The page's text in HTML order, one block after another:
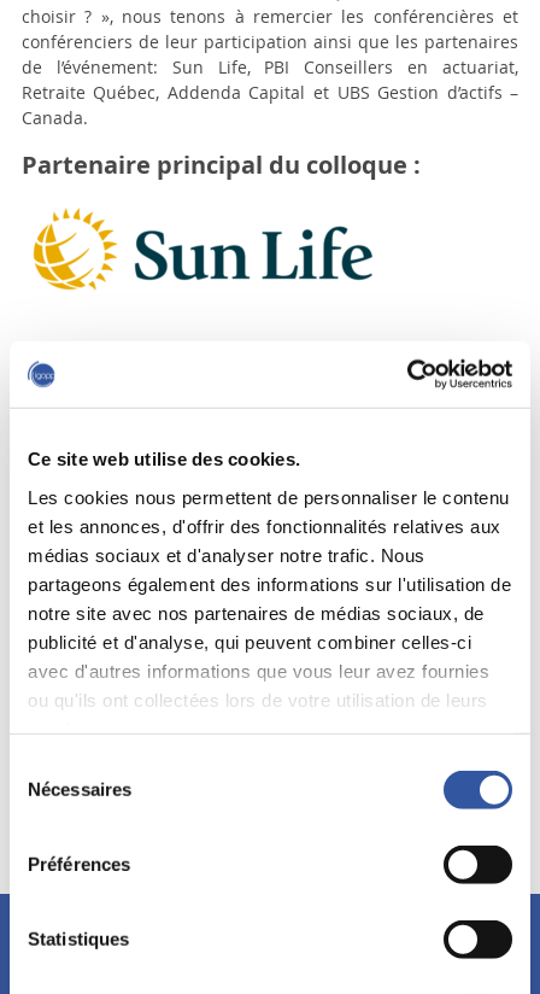
Ce site web utilise des cookies.
Les cookies nous permettent de personnaliser le contenu
et les annonces, d'offrir des fonctionnalités relatives aux
médias sociaux et d'analyser notre trafic. Nous
partageons également des informations sur l'utilisation de
notre site avec nos partenaires de médias sociaux, de
publicité et d'analyse, qui peuvent combiner celles-ci
avec d'autres informations que vous leur avez fournies
ou qu'ils ont collectées lors de votre utilisation de leurs
Nécessaires
Préférences
Statistiques
choisir ? », nous tenons à remercier les conférencières et
conférenciers de leur participation ainsi que les partenaires
de l’événement: Sun Life, PBI Conseillers en actuariat,
Retraite Québec, Addenda Capital et UBS Gestion d’actifs –
Canada.
Partenaire principal du colloque :
Grands partenaires du colloque :
Mots clés:
Changements climatiques et gestion des risques -
Téléchargez